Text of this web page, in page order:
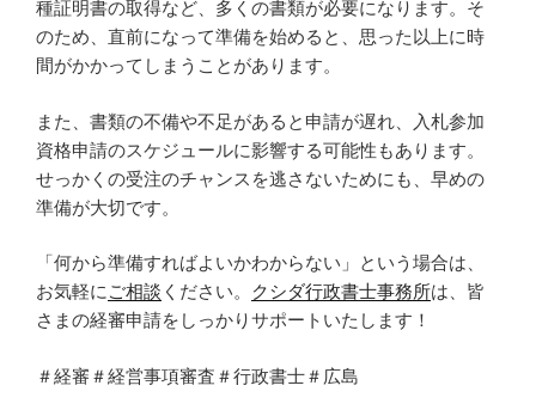
種証明書の取得など、多くの書類が必要になります。そ
のため、直前になって準備を始めると、思った以上に時
間がかかってしまうことがあります。
また、書類の不備や不足があると申請が遅れ、入札参加
資格申請のスケジュールに影響する可能性もあります。
せっかくの受注のチャンスを逃さないためにも、早めの
準備が大切です。
「何から準備すればよいかわからない」という場合は、
お気軽に ご相談 ください。 クシダ行政書士事務所は、皆
さまの経審申請をしっかりサポートいたします！
＃経審＃経営事項審査＃行政書士＃広島